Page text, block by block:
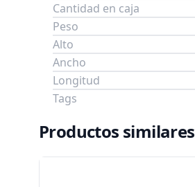
Cantidad en caja
Peso
Alto
Ancho
Longitud
Tags
Productos similares